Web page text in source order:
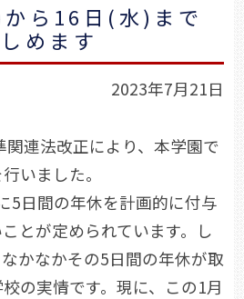
ら16日(水)まで
めます
2023年7月21日
連法改正により、本学園で
いました。
5日間の年休を計画的に付与
とが定められています。し
かなかその5日間の年休が取
の実情です。現に、この1月